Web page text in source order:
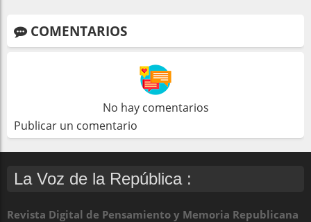
COMENTARIOS
No hay comentarios
Publicar un comentario
La Voz de la República :
Revista Digital de Pensamiento y Memoria Republicana